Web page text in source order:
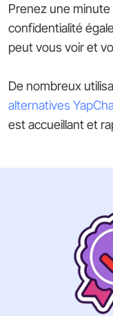
Prenez une
confidentialité
peut vous voir et
De nombreux
alternatives
est accueillant et